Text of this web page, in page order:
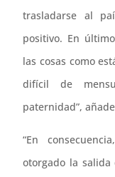
trasladarse al
positivo. En
las cosas como
difícil de
paternidad”,
“En
otorgado la